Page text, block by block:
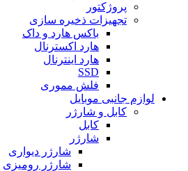
پروژکتور
تجهیزات ذخیره سازی
باکس هارد و داک
هارد اکسترنال
هارد اینترنال
SSD
فلش مموری
لوازم جانبی موبایل
کابل و شارژر
کابل
شارژر
شارژر دیواری
شارژر رومیزی